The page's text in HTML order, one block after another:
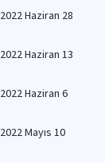
2022 Haziran 28
2022 Haziran 13
2022 Haziran 6
2022 Mayıs 10